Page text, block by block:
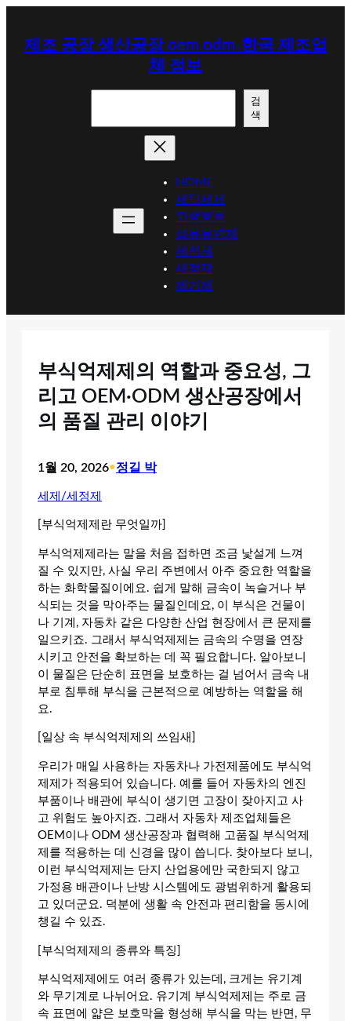
제조 공장 생산공장 oem odm-한국 제조업
체 정보
검
색
HOME
세탁세제
위생용품
섬유유연제
세척제
세정제
제거제
부식억제제의 역할과 중요성, 그
리고 OEM·ODM 생산공장에서
의 품질 관리 이야기
1월 20, 2026•정길 박
세제/세정제
[부식억제제란 무엇일까]
부식억제제라는 말을 처음 접하면 조금 낯설게 느껴
질 수 있지만, 사실 우리 주변에서 아주 중요한 역할을
하는 화학물질이에요. 쉽게 말해 금속이 녹슬거나 부
식되는 것을 막아주는 물질인데요, 이 부식은 건물이
나 기계, 자동차 같은 다양한 산업 현장에서 큰 문제를
일으키죠. 그래서 부식억제제는 금속의 수명을 연장
시키고 안전을 확보하는 데 꼭 필요합니다. 알아보니
이 물질은 단순히 표면을 보호하는 걸 넘어서 금속 내
부로 침투해 부식을 근본적으로 예방하는 역할을 해
요.
[일상 속 부식억제제의 쓰임새]
우리가 매일 사용하는 자동차나 가전제품에도 부식억
제제가 적용되어 있습니다. 예를 들어 자동차의 엔진
부품이나 배관에 부식이 생기면 고장이 잦아지고 사
고 위험도 높아지죠. 그래서 자동차 제조업체들은
OEM이나 ODM 생산공장과 협력해 고품질 부식억제
제를 적용하는 데 신경을 많이 씁니다. 찾아보다 보니,
이런 부식억제제는 단지 산업용에만 국한되지 않고
가정용 배관이나 난방 시스템에도 광범위하게 활용되
고 있더군요. 덕분에 생활 속 안전과 편리함을 동시에
챙길 수 있죠.
[부식억제제의 종류와 특징]
부식억제제에도 여러 종류가 있는데, 크게는 유기계
와 무기계로 나뉘어요. 유기계 부식억제제는 주로 금
속 표면에 얇은 보호막을 형성해 부식을 막는 반면, 무